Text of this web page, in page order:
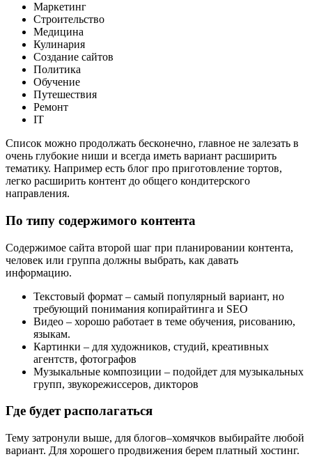
Маркетинг
Строительство
Медицина
Кулинария
Создание сайтов
Политика
Обучение
Путешествия
Ремонт
IT
Список можно продолжать бесконечно, главное не залезать в
очень глубокие ниши и всегда иметь вариант расширить
тематику. Например есть блог про приготовление тортов,
легко расширить контент до общего кондитерского
направления.
По типу содержимого контента
Содержимое сайта второй шаг при планировании контента,
человек или группа должны выбрать, как давать
информацию.
Текстовый формат – самый популярный вариант, но
требующий понимания копирайтинга и SEO
Видео – хорошо работает в теме обучения, рисованию,
языкам.
Картинки – для художников, студий, креативных
агентств, фотографов
Музыкальные композиции – подойдет для музыкальных
групп, звукорежиссеров, дикторов
Где будет располагаться
Тему затронули выше, для блогов–хомячков выбирайте любой
вариант. Для хорошего продвижения берем платный хостинг.